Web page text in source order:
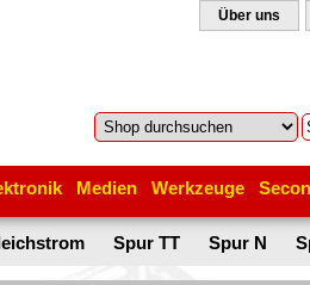
Über uns
Medien Werkzeuge
Spur TT Spur N